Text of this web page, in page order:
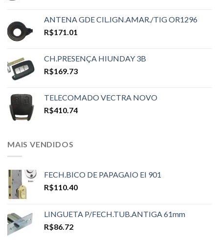
ANTENA GDE CIL.IGN.AMAR./TIG OR1296
R$171.01
CH.PRESENÇA HIUNDAY 3B
R$169.73
TELECOMADO VECTRA NOVO
R$410.74
MAIS VENDIDOS
FECH.BICO DE PAPAGAIO EI 901
R$110.40
LINGUETA P/FECH.TUB.ANTIGA 61mm
R$86.72